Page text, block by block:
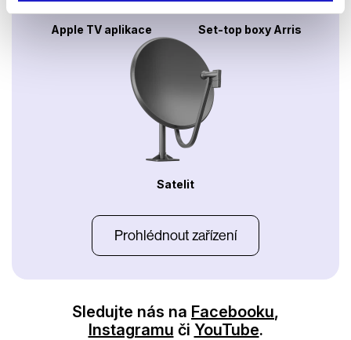
Apple TV aplikace Set-top boxy Arris
Satelit
Prohlédnout zařízení
Sledujte nás na Facebooku,
Instagramu či YouTube.